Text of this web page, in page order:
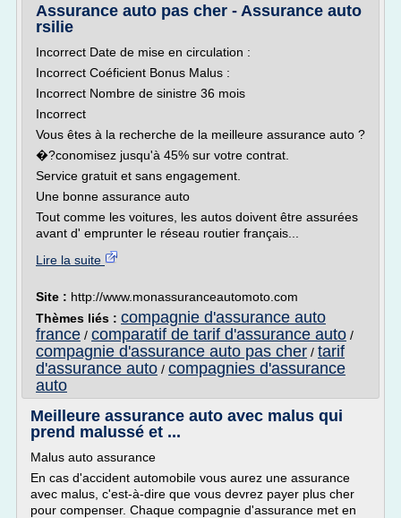
Assurance auto pas cher - Assurance auto
rsilie
Incorrect Date de mise en circulation :
Incorrect Coéficient Bonus Malus :
Incorrect Nombre de sinistre 36 mois
Incorrect
Vous êtes à la recherche de la meilleure assurance auto ?
�?conomisez jusqu'à 45% sur votre contrat.
Service gratuit et sans engagement.
Une bonne assurance auto
Tout comme les voitures, les autos doivent être assurées
avant d' emprunter le réseau routier français...
Lire la suite
Site : http://www.monassuranceautomoto.com
Thèmes liés : compagnie d'assurance auto
france / comparatif de tarif d'assurance auto /
compagnie d'assurance auto pas cher / tarif
d'assurance auto / compagnies d'assurance
auto
Meilleure assurance auto avec malus qui
prend malussé et ...
Malus auto assurance
En cas d'accident automobile vous aurez une assurance
avec malus, c'est-à-dire que vous devrez payer plus cher
pour compenser. Chaque compagnie d'assurance met en